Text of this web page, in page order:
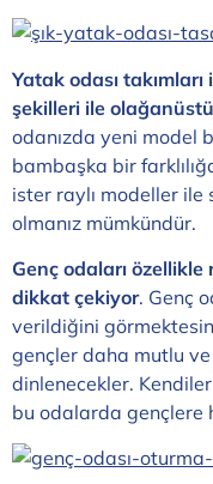
Yatak odası
şekilleri ile
odanızda yeni model
bambaşka bir
ister raylı modeller ile
olmanız mümkündür.
Genç odaları özellikle
dikkat çekiyor. Genç
verildiğini
gençler daha mutlu
dinlenecekler.
bu odalarda gençlere